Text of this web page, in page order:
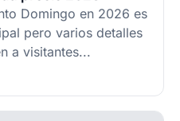
Domingo en 2026 es
pero varios detalles
a visitantes...